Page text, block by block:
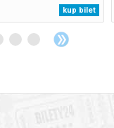
kup bilet